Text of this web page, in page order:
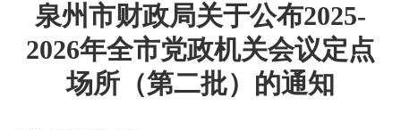
泉州市财政局关于公布2025-
2026年全市党政机关会议定点
场所（第二批）的通知